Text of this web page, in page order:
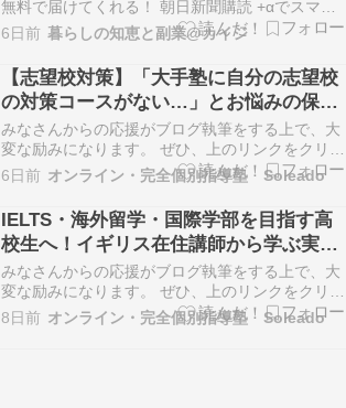
無料で届けてくれる！ 朝日新聞購読 +αでスマホ
やタブレットでも朝日新聞が読める！ しかも購読
者は今なら無料（＋0円） 2026年8月4日：最新情
報更新 【2026年最新】朝日新聞と日経新聞はど
っちがおすすめ？教育・投資・仕事・受験…
6日前 暮らしの知恵と副業@カイジ
【志望校対策】「大手塾に自分の志望校
の対策コースがない…」とお悩みの保護
者様へ
みなさんからの応援がブログ執筆をする上で、大
変な励みになります。 ぜひ、上のリンクをクリッ
クをお願いします。 こんにちは！オンライン・完
全個別指導塾 Soleado（ソレアド）です。 受験シ
ーズンが近づくにつれ、大手集団塾に通われてい
るご家庭からこのようなご相談をいただくこと
が…
6日前 オンライン・完全個別指導塾 Soleado
IELTS・海外留学・国際学部を目指す高
校生へ！イギリス在住講師から学ぶ実践
英語
みなさんからの応援がブログ執筆をする上で、大
変な励みになります。 ぜひ、上のリンクをクリッ
クをお願いします。 「海外の大学へ進学したいけ
れど、IELTSやTOEFLの対策はどう進めればいい
8日前 オンライン・完全個別指導塾 Soleado